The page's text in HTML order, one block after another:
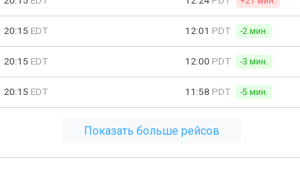
20:15 EDT 12:01 PDT -2 мин.
20:15 EDT 12:00 PDT -3 мин.
20:15 EDT 11:58 PDT -5 мин.
Показать больше рейсов